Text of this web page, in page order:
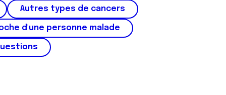
Autres types de cancers
d'une personne malade